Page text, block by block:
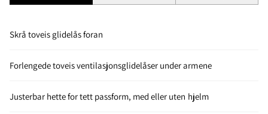
Skrå toveis glidelås foran
Forlengede toveis ventilasjonsglidelåser under armene
Justerbar hette for tett passform, med eller uten hjelm